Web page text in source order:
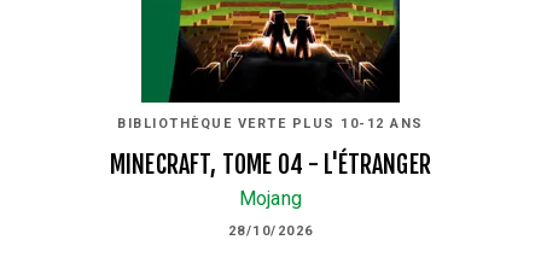
BIBLIOTHÈQUE VERTE PLUS 10-12 ANS
MINECRAFT, TOME 04 - L'ÉTRANGER
Mojang
28/10/2026